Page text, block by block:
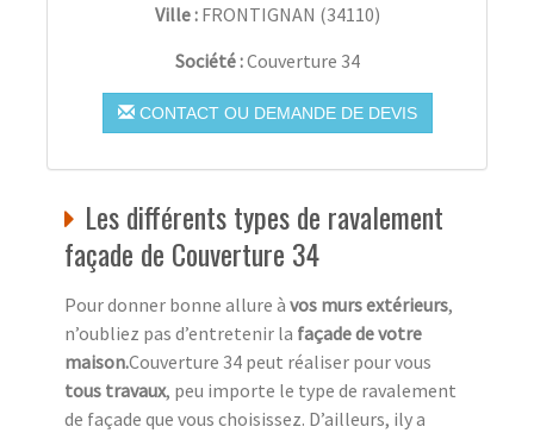
Ville : FRONTIGNAN (34110)
Société :Couverture 34
CONTACT OU DEMANDE DE DEVIS
Les différents types de ravalement
façade de Couverture 34
Pour donner bonne allure à vos murs extérieurs,
n’oubliez pas d’entretenir la façade de votre
maison.Couverture 34 peut réaliser pour vous
tous travaux, peu importe le type de ravalement
de façade que vous choisissez. D’ailleurs, ily a